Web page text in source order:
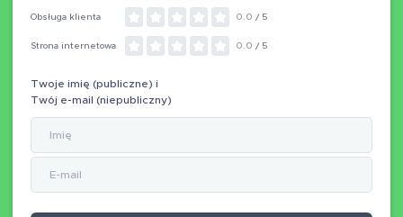
Obsługa klienta 0.0 / 5
Strona internetowa 0.0 / 5
Twoje imię (publiczne) i
Twój e-mail (niepubliczny)